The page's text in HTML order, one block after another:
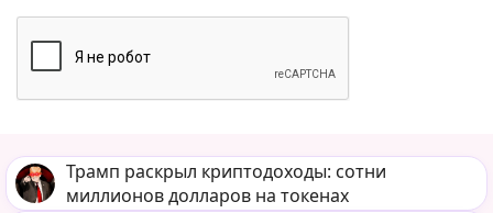
Трамп раскрыл криптодоходы: сотни
миллионов долларов на токенах